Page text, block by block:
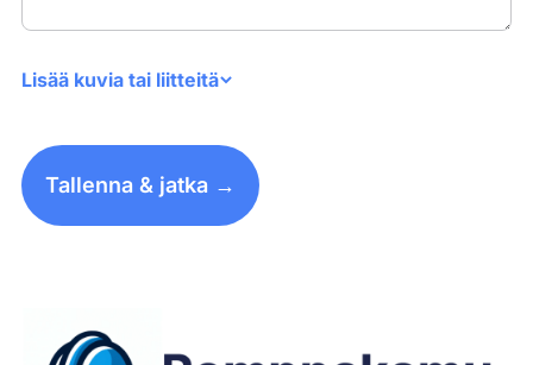
Lisää kuvia tai liitteitä
Tallenna & jatka →